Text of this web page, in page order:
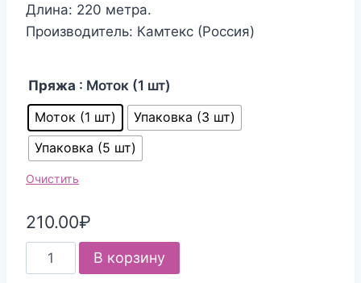
Длина: 220 метра.
Производитель: Камтекс (Россия)
Пряжа : Моток (1 шт)
Моток (1 шт)
Упаковка (3 шт)
Упаковка (5 шт)
Очистить
210.00₽
Количество
товара
В корзину